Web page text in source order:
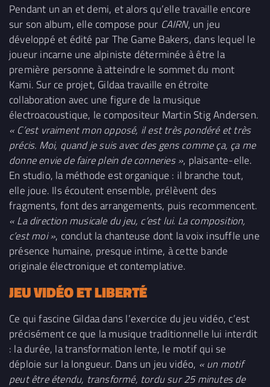
Pendant un an et demi, et alors qu’elle travaille encore
sur son album, elle compose pour CAIRN, un jeu
développé et édité par The Game Bakers, dans lequel le
joueur incarne une alpiniste déterminée à être la
première personne à atteindre le sommet du mont
Kami. Sur ce projet, Gildaa travaille en étroite
collaboration avec une figure de la musique
électroacoustique, le compositeur Martin Stig Andersen.
« C’est vraiment mon opposé, il est très pondéré et très
précis. Moi, quand je suis avec des gens comme ça, ça me
donne envie de faire plein de conneries », plaisante-elle.
En studio, la méthode est organique : il branche tout,
elle joue. Ils écoutent ensemble, prélèvent des
fragments, font des arrangements, puis recommencent.
« La direction musicale du jeu, c’est lui. La composition,
c’est moi », conclut la chanteuse dont la voix insuffle une
présence humaine, presque intime, à cette bande
originale électronique et contemplative.
JEU VIDÉO ET LIBERTÉ
Ce qui fascine Gildaa dans l’exercice du jeu vidéo, c’est
précisément ce que la musique traditionnelle lui interdit
: la durée, la transformation lente, le motif qui se
déploie sur la longueur. Dans un jeu vidéo, « un motif
peut être étendu, transformé, tordu sur 25 minutes de